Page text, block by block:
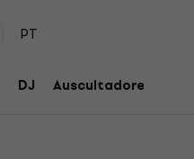
PT
DJ Auscultadores